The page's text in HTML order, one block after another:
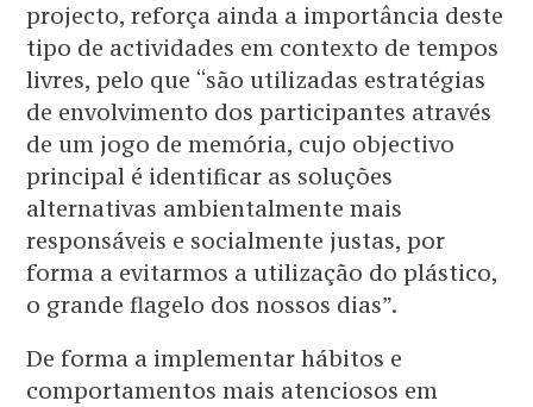
projecto, reforça ainda a importância deste
tipo de actividades em contexto de tempos
livres, pelo que “são utilizadas estratégias
de envolvimento dos participantes através
de um jogo de memória, cujo objectivo
principal é identificar as soluções
alternativas ambientalmente mais
responsáveis e socialmente justas, por
forma a evitarmos a utilização do plástico,
o grande flagelo dos nossos dias”.
De forma a implementar hábitos e
comportamentos mais atenciosos em